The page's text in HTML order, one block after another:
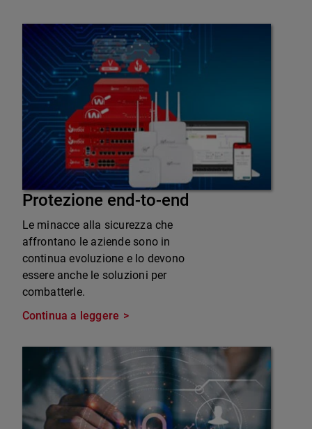
Protezione end-to-end
Le minacce alla sicurezza che
affrontano le aziende sono in
continua evoluzione e lo devono
essere anche le soluzioni per
combatterle.
Continua a leggere